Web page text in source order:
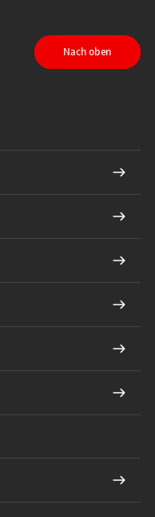
auf LinkedIn
Nach oben